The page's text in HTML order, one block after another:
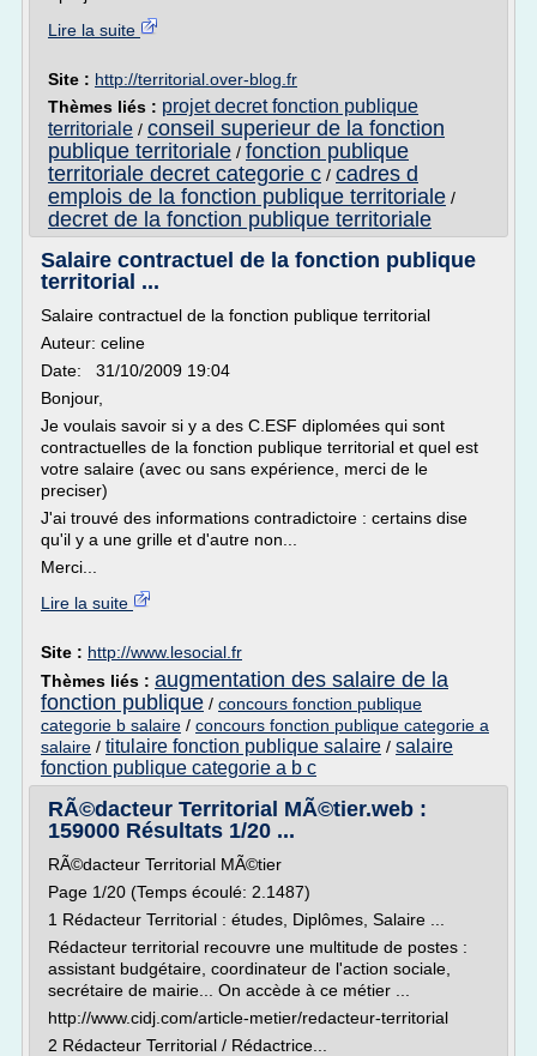
Lire la suite
Site : http://territorial.over-blog.fr
Thèmes liés : projet decret fonction publique
territoriale / conseil superieur de la fonction
publique territoriale / fonction publique
territoriale decret categorie c / cadres d
emplois de la fonction publique territoriale /
decret de la fonction publique territoriale
Salaire contractuel de la fonction publique
territorial ...
Salaire contractuel de la fonction publique territorial
Auteur: celine
Date: 31/10/2009 19:04
Bonjour,
Je voulais savoir si y a des C.ESF diplomées qui sont
contractuelles de la fonction publique territorial et quel est
votre salaire (avec ou sans expérience, merci de le
preciser)
J'ai trouvé des informations contradictoire : certains dise
qu'il y a une grille et d'autre non...
Merci...
Lire la suite
Site : http://www.lesocial.fr
Thèmes liés : augmentation des salaire de la
fonction publique / concours fonction publique
categorie b salaire / concours fonction publique categorie a
salaire / titulaire fonction publique salaire / salaire
fonction publique categorie a b c
RÃ©dacteur Territorial MÃ©tier.web :
159000 Résultats 1/20 ...
RÃ©dacteur Territorial MÃ©tier
Page 1/20 (Temps écoulé: 2.1487)
1 Rédacteur Territorial : études, Diplômes, Salaire ...
Rédacteur territorial recouvre une multitude de postes :
assistant budgétaire, coordinateur de l'action sociale,
secrétaire de mairie... On accède à ce métier ...
http://www.cidj.com/article-metier/redacteur-territorial
2 Rédacteur Territorial / Rédactrice...